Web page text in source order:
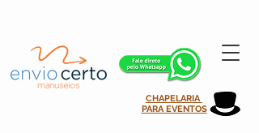
CHAPELARIA
PARA EVENTOS